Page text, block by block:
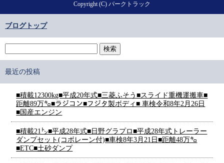
Copyright (C) パークトラック
ブログトップ
最近の投稿
■積載12300kg■平成20年式■三菱ふそう■スライド重機運搬車■
距離89万㌔■ラジコン■フジタ製ボディ■ 車検令和8年2月26日
■国産エンジン
■積載21㌧■平成28年式■日野グラプロ■平成28年式トレーラー
ダンプセット(コボレーン付)■車検8年3月21日■距離48万㌔
■ETC■土砂ダンプ